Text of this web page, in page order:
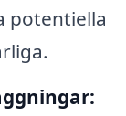
potentiella